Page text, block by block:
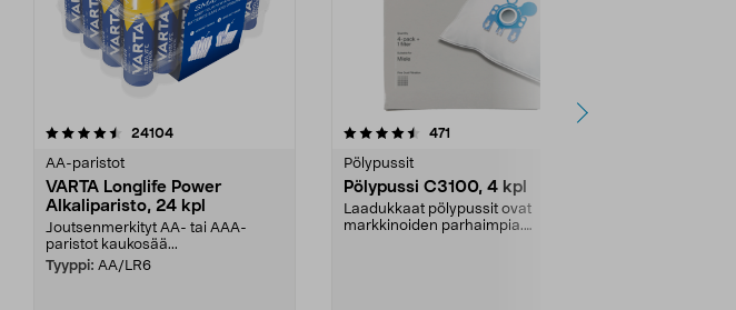
24104arvostelut
AA-paristot
VARTA Longlife Power
Alkaliparisto, 24 kpl
Joutsenmerkityt AA- tai AAA-
paristot kaukosää...
Tyyppi: AA/LR6
4.5viidestä
471
Pölypussit
Pölypussi C3100, 4 kpl
Laadukkaat pölypussit ovat
markkinoiden parhaimpia.
4.5viidestä